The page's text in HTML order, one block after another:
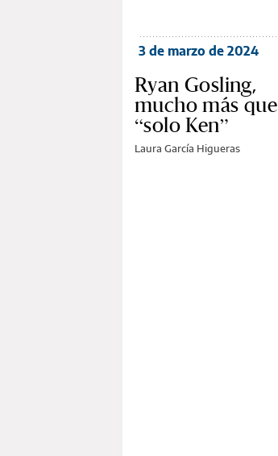
3 de marzo de 2024
Ryan Gosling,
mucho más que
“solo Ken”
Laura García Higueras